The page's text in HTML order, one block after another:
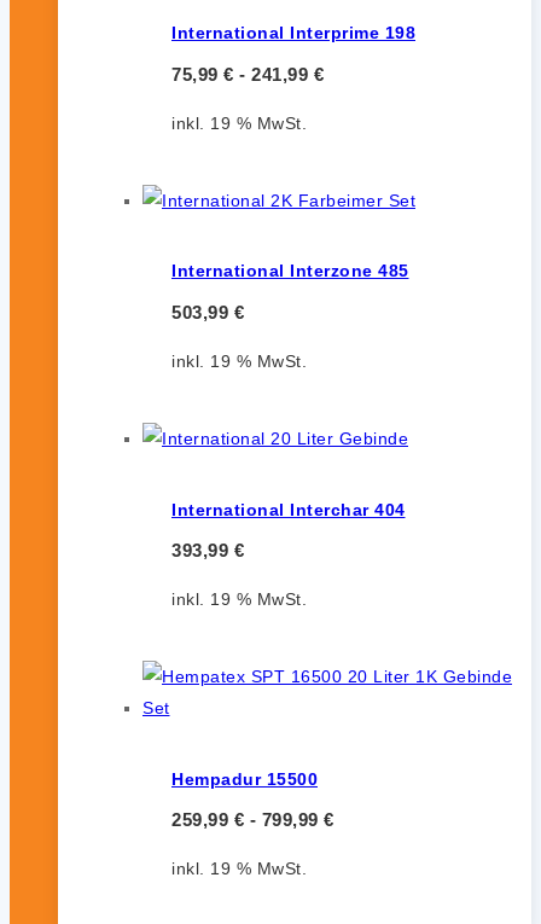
International Interprime 198
75,99 € - 241,99 €
inkl. 19 % MwSt.
International Interzone 485
503,99 €
inkl. 19 % MwSt.
International Interchar 404
393,99 €
inkl. 19 % MwSt.
Hempadur 15500
259,99 € - 799,99 €
inkl. 19 % MwSt.